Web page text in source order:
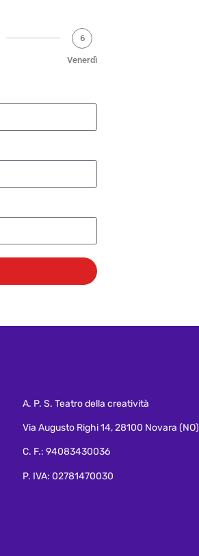
6
Venerdì
A. P. S. Teatro della creatività
Via Augusto Righi 14, 28100 Novara (NO)
C. F.: 94083430036
P. IVA: 02781470030